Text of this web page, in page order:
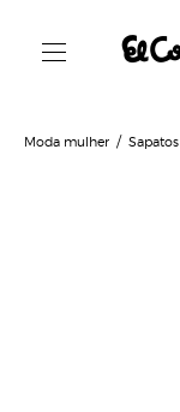
Moda mulher Sapatos